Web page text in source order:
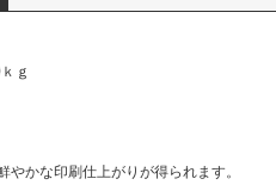
ｇ
かな印刷仕上がりが得られます。